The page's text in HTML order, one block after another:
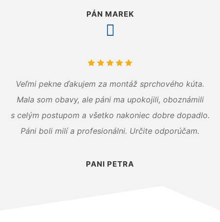
PÁN MAREK
Veľmi pekne ďakujem za montáž sprchového kúta.
Mala som obavy, ale páni ma upokojili, oboznámili
s celým postupom a všetko nakoniec dobre dopadlo.
Páni boli milí a profesionálni. Určite odporúčam.
PANI PETRA